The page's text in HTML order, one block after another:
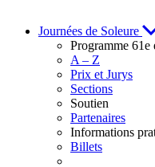
Journées de Soleure
Programme 61e
A – Z
Prix et Jurys
Sections
Soutien
Partenaires
Informations
Billets